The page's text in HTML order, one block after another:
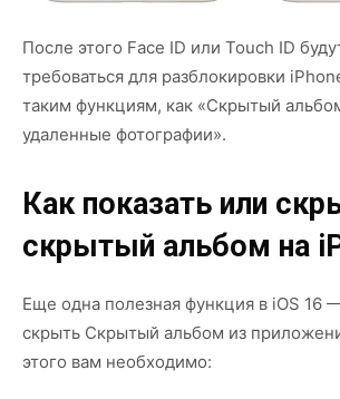
После этого Face ID или Touch ID
требоваться для разблокировки
таким функциям, как «Скрытый
удаленные фотографии».
Как показать или
скрытый альбом на
Еще одна полезная функция в iOS 16
скрыть Скрытый альбом из
этого вам необходимо: